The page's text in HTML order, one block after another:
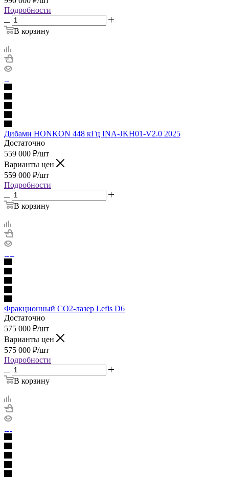
Подробности
В корзину
Дибами HONKON 448 кГц INA-JKH01-V2.0 2025
Достаточно
559 000 ₽/шт
Варианты цен
559 000 ₽/шт
Подробности
В корзину
Фракционный CO2-лазер Lefis D6
Достаточно
575 000 ₽/шт
Варианты цен
575 000 ₽/шт
Подробности
В корзину